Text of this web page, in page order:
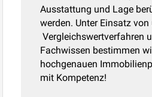
Ausstattung und Lage
werden. Unter Einsatz von
Vergleichswertverfahren
Fachwissen bestimmen
hochgenauen
mit Kompetenz!